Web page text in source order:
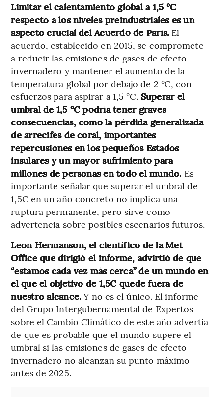
Limitar el calentamiento global a 1,5 °C
respecto a los niveles preindustriales es un
aspecto crucial del Acuerdo de París. El
acuerdo, establecido en 2015, se compromete
a reducir las emisiones de gases de efecto
invernadero y mantener el aumento de la
temperatura global por debajo de 2 °C, con
esfuerzos para aspirar a 1,5 °C. Superar el
umbral de 1,5 °C podría tener graves
consecuencias, como la pérdida generalizada
de arrecifes de coral, importantes
repercusiones en los pequeños Estados
insulares y un mayor sufrimiento para
millones de personas en todo el mundo. Es
importante señalar que superar el umbral de
1,5C en un año concreto no implica una
ruptura permanente, pero sirve como
advertencia sobre posibles escenarios futuros.
Leon Hermanson, el científico de la Met
Office que dirigió el informe, advirtió de que
“estamos cada vez más cerca” de un mundo en
el que el objetivo de 1,5C quede fuera de
nuestro alcance. Y no es el único. El informe
del Grupo Intergubernamental de Expertos
sobre el Cambio Climático de este año advertía
de que es probable que el mundo supere el
umbral si las emisiones de gases de efecto
invernadero no alcanzan su punto máximo
antes de 2025.